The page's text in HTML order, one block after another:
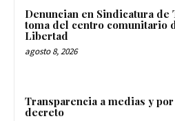
Denuncian en Sindicatura de
toma del centro comunitario
Libertad
agosto 8, 2026
Transparencia a medias y por
decreto